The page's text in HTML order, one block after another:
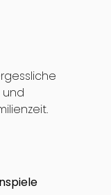
und